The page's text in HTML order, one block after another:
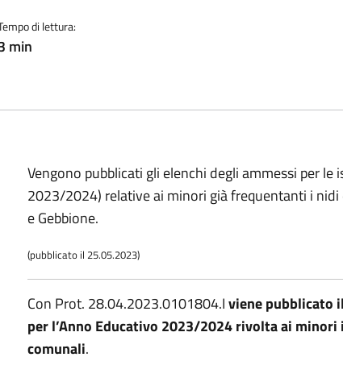
di lettura:
min
Vengono pubblicati gli elenchi degli ammessi per
2023/2024) relative ai minori già frequentanti i
e Gebbione.
(pubblicato il 25.05.2023)
Con Prot. 28.04.2023.0101804.Iviene pubblicato
per l’Anno Educativo 2023/2024 rivolta ai
comunali.